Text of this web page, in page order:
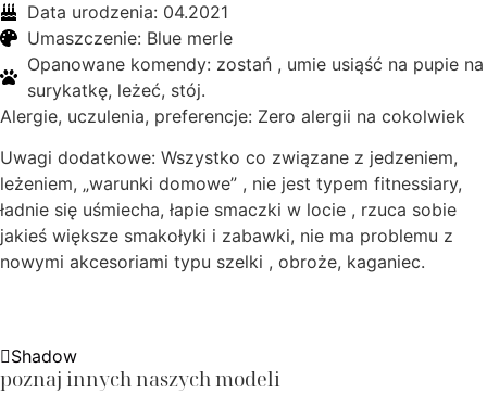
Data urodzenia: 04.2021
Umaszczenie: Blue merle
Opanowane komendy: zostań , umie usiąść na pupie na
surykatkę, leżeć, stój.
Alergie, uczulenia, preferencje: Zero alergii na cokolwiek
Uwagi dodatkowe: Wszystko co związane z jedzeniem,
leżeniem, „warunki domowe” , nie jest typem fitnessiary,
ładnie się uśmiecha, łapie smaczki w locie , rzuca sobie
jakieś większe smakołyki i zabawki, nie ma problemu z
nowymi akcesoriami typu szelki , obroże, kaganiec.
Shadow
poznaj innych naszych modeli